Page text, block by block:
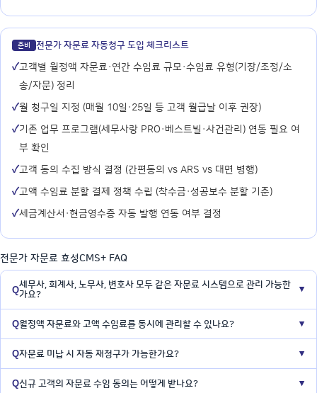
준비 전문가 자문료 자동청구 도입 체크리스트
✓고객별 월정액 자문료·연간 수임료 규모·수임료 유형(기장/조정/소
송/자문) 정리
✓월 청구일 지정 (매월 10일·25일 등 고객 월급날 이후 권장)
✓기존 업무 프로그램(세무사랑 PRO·베스트빌·사건관리) 연동 필요 여
부 확인
✓고객 동의 수집 방식 결정 (간편동의 vs ARS vs 대면 병행)
✓고액 수임료 분할 결제 정책 수립 (착수금·성공보수 분할 기준)
✓세금계산서·현금영수증 자동 발행 연동 여부 결정
전문가 자문료 효성CMS+ FAQ
세무사, 회계사, 노무사, 변호사 모두 같은 자문료 시스템으로 관리 가능한
가요?
▼
월정액 자문료와 고액 수임료를 동시에 관리할 수 있나요? ▼
자문료 미납 시 자동 재청구가 가능한가요? ▼
신규 고객의 자문료 수임 동의는 어떻게 받나요? ▼